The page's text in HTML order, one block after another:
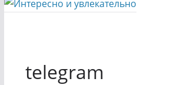
telegram